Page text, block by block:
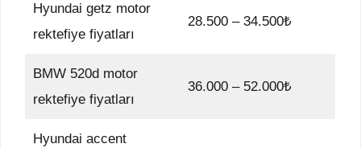
Hyundai getz motor
rektefiye fiyatları
28.500 – 34.500₺
BMW 520d motor
rektefiye fiyatları
36.000 – 52.000₺
Hyundai accent